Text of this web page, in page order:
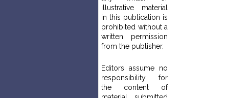
illustrative material
in this publication is
prohibited without a
written permission
from the publisher.
Editors assume no
responsibility for
the content of